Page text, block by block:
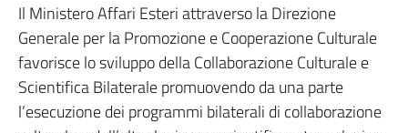
Il Ministero Affari Esteri attraverso la Direzione
Generale per la Promozione e Cooperazione Culturale
favorisce lo sviluppo della Collaborazione Culturale e
Scientifica Bilaterale promuovendo da una parte
l’esecuzione dei programmi bilaterali di collaborazione